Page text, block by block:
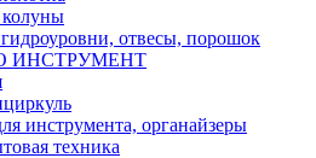
отвесы, порошок
ИНСТРУМЕНТ
инструмента, органайзеры
техника